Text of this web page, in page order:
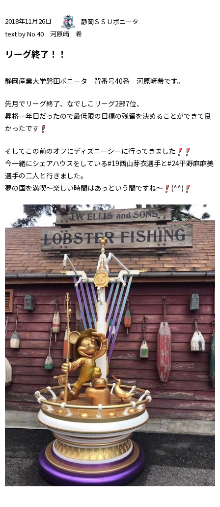
2018年11月26日
静岡ＳＳＵボニータ
text by No.40 河原崎 希
リーグ終了！！
静岡産業大学磐田ボニータ 背番号40番 河原﨑希です。
先月でリーグ終了、なでしこリーグ2部7位、
昇格一年目だったので最低限の目標の残留を決めることができて良
かったです
そしてこの前のオフにディズニーシーに行ってきました
今一緒にシェアハウスをしている#19西山芽衣選手と#24平野麻麻美
選手の二人と行きました。
夢の国を満喫～楽しい時間はあっという間ですね～
(^^)